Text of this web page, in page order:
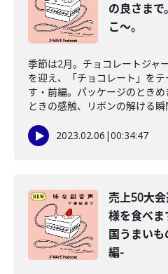
の良さま
こ～。
季節は2月。チョコレートジャ
を迎え、「チョコレート」を
す・前編。パッケージのとき
ときの感触、リボンの解ける
2023.02.06 |00:34:47
売上50大
様を食べま
国うまい
編-